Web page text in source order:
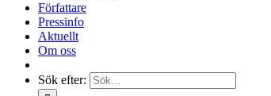
Författare
Pressinfo
Aktuellt
Om oss
Sök efter: